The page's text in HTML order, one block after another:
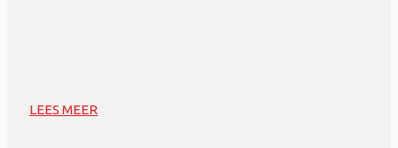
LEES MEER